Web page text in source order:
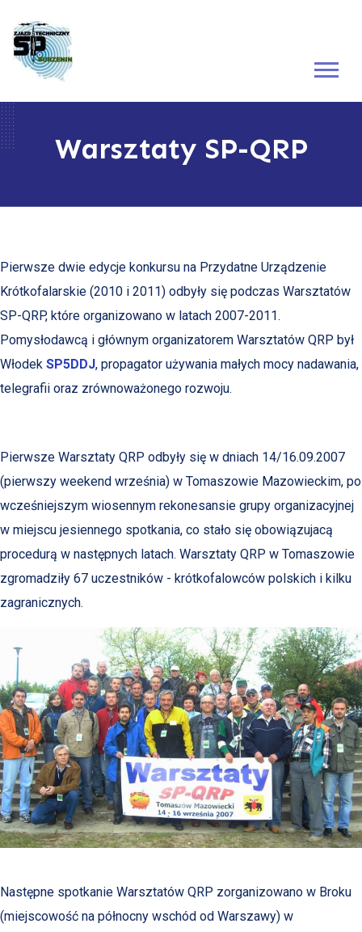
Warsztaty SP-QRP
Pierwsze dwie edycje konkursu na Przydatne Urządzenie
Krótkofalarskie (2010 i 2011) odbyły się podczas Warsztatów
SP-QRP, które organizowano w latach 2007-2011.
Pomysłodawcą i głównym organizatorem Warsztatów QRP był
Włodek SP5DDJ, propagator używania małych mocy nadawania,
telegrafii oraz zrównoważonego rozwoju.
Pierwsze Warsztaty QRP odbyły się w dniach 14/16.09.2007
(pierwszy weekend września) w Tomaszowie Mazowieckim, po
wcześniejszym wiosennym rekonesansie grupy organizacyjnej
w miejscu jesiennego spotkania, co stało się obowiązujacą
procedurą w następnych latach. Warsztaty QRP w Tomaszowie
zgromadziły 67 uczestników - krótkofalowców polskich i kilku
zagranicznych.
Następne spotkanie Warsztatów QRP zorganizowano w Broku
(miejscowość na północny wschód od Warszawy) w